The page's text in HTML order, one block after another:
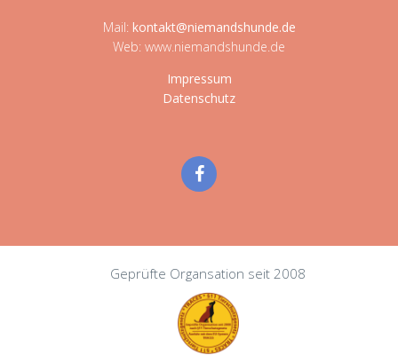
Mail: kontakt@niemandshunde.de
Web: www.niemandshunde.de
Impressum
Datenschutz
Geprüfte Organsation seit 2008